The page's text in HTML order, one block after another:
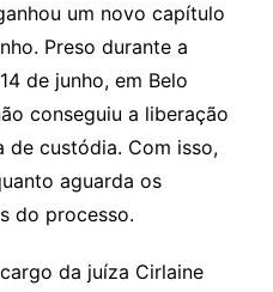
um novo capítulo
Preso durante a
de junho, em Belo
conseguiu a liberação
de custódia. Com isso,
aguarda os
do processo.
da juíza Cirlaine